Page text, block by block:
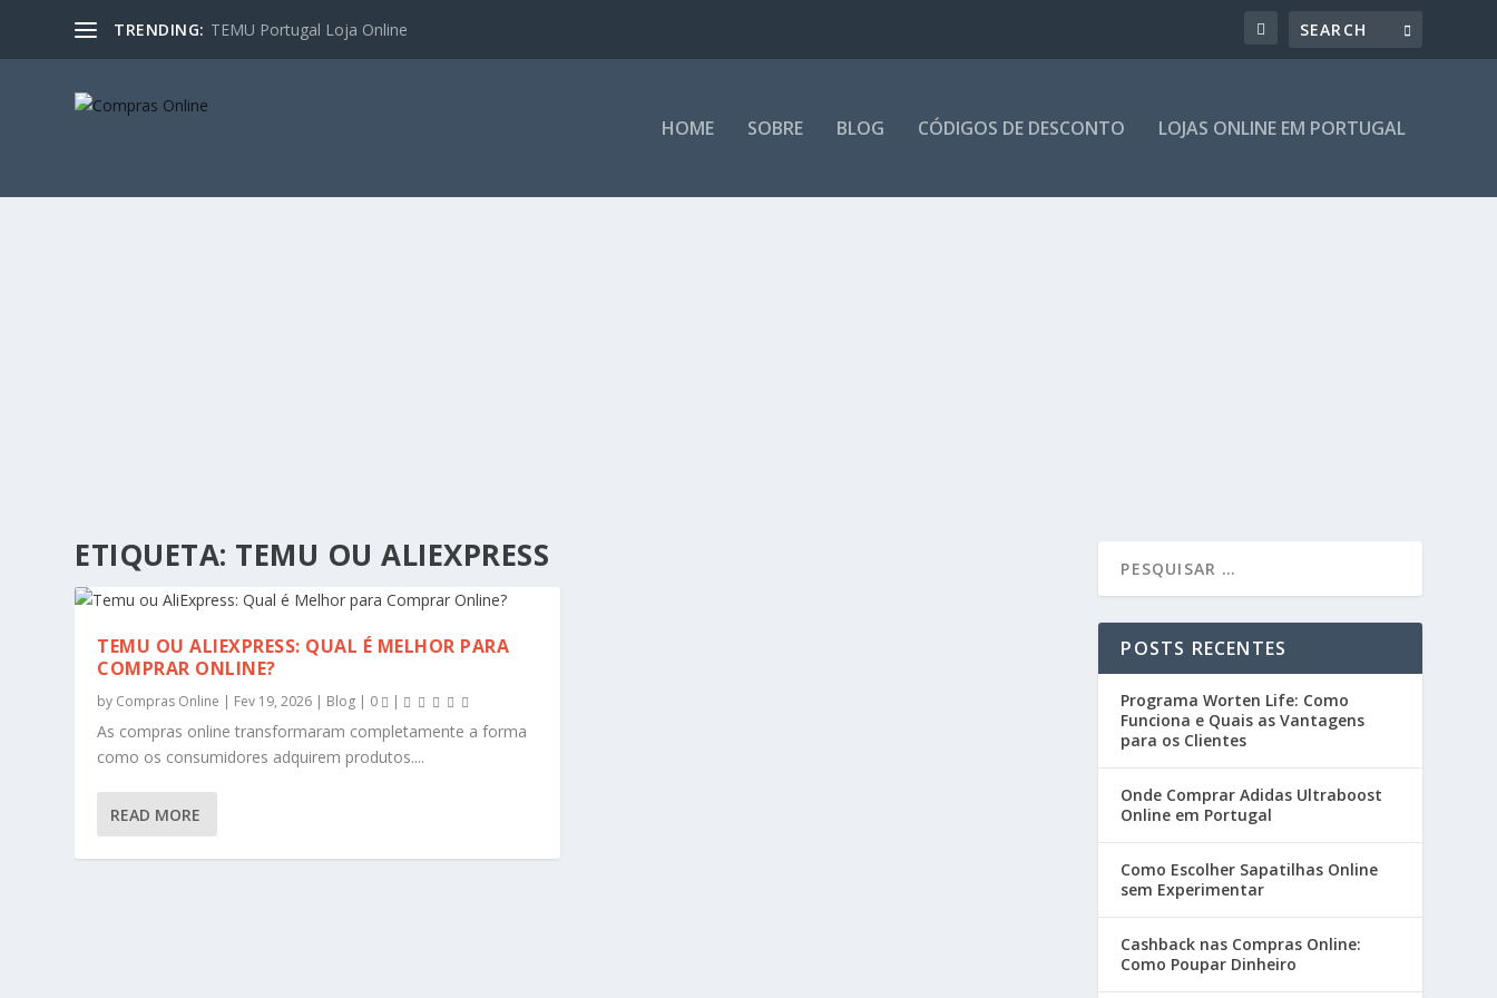
TRENDING: TEMU Portugal Loja Online
HOME SOBRE BLOG CÓDIGOS DE DESCONTO LOJAS ONLINE EM PORTUGAL
ETIQUETA: TEMU OU ALIEXPRESS
TEMU OU ALIEXPRESS: QUAL É MELHOR PARA
COMPRAR ONLINE?
by Compras Online | Fev 19, 2026 | Blog | 0 |
As compras online transformaram completamente a forma
como os consumidores adquirem produtos....
READ MORE
POSTS RECENTES
Programa Worten Life: Como
Funciona e Quais as Vantagens
para os Clientes
Onde Comprar Adidas Ultraboost
Online em Portugal
Como Escolher Sapatilhas Online
sem Experimentar
Cashback nas Compras Online:
Como Poupar Dinheiro